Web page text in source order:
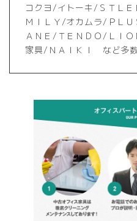
コクヨ/イトーキ/ＳＴＬ
ＭＩＬＹ/オカムラ/ＰＬ
ＡＮＥ/ＴＥＮＤＯ/ＬＩ
家具/ＮＡＩＫＩ など多